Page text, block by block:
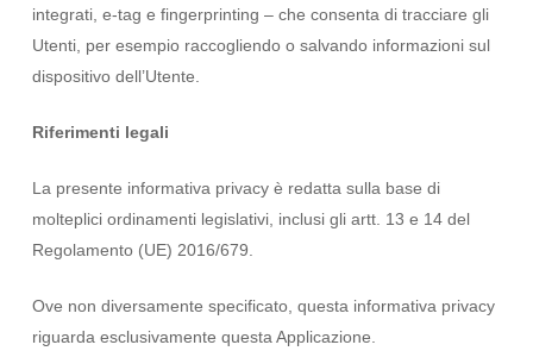
integrati, e-tag e fingerprinting – che consenta di tracciare gli
Utenti, per esempio raccogliendo o salvando informazioni sul
dispositivo dell’Utente.
Riferimenti legali
La presente informativa privacy è redatta sulla base di
molteplici ordinamenti legislativi, inclusi gli artt. 13 e 14 del
Regolamento (UE) 2016/679.
Ove non diversamente specificato, questa informativa privacy
riguarda esclusivamente questa Applicazione.